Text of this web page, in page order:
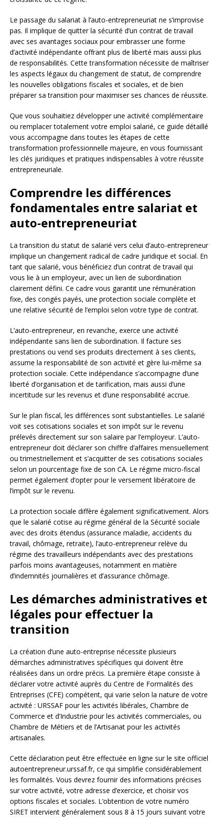
Le passage du salariat à l’auto-entrepreneuriat ne s’improvise
pas. Il implique de quitter la sécurité d’un contrat de travail
avec ses avantages sociaux pour embrasser une forme
d’activité indépendante offrant plus de liberté mais aussi plus
de responsabilités. Cette transformation nécessite de maîtriser
les aspects légaux du changement de statut, de comprendre
les nouvelles obligations fiscales et sociales, et de bien
préparer sa transition pour maximiser ses chances de réussite.
Que vous souhaitiez développer une activité complémentaire
ou remplacer totalement votre emploi salarié, ce guide détaillé
vous accompagne dans toutes les étapes de cette
transformation professionnelle majeure, en vous fournissant
les clés juridiques et pratiques indispensables à votre réussite
entrepreneuriale.
Comprendre les différences
fondamentales entre salariat et
auto-entrepreneuriat
La transition du statut de salarié vers celui d’auto-entrepreneur
implique un changement radical de cadre juridique et social. En
tant que salarié, vous bénéficiez d’un contrat de travail qui
vous lie à un employeur, avec un lien de subordination
clairement défini. Ce cadre vous garantit une rémunération
fixe, des congés payés, une protection sociale complète et
une relative sécurité de l’emploi selon votre type de contrat.
L’auto-entrepreneur, en revanche, exerce une activité
indépendante sans lien de subordination. Il facture ses
prestations ou vend ses produits directement à ses clients,
assume la responsabilité de son activité et gère lui-même sa
protection sociale. Cette indépendance s’accompagne d’une
liberté d’organisation et de tarification, mais aussi d’une
incertitude sur les revenus et d’une responsabilité accrue.
Sur le plan fiscal, les différences sont substantielles. Le salarié
voit ses cotisations sociales et son impôt sur le revenu
prélevés directement sur son salaire par l’employeur. L’auto-
entrepreneur doit déclarer son chiffre d’affaires mensuellement
ou trimestriellement et s’acquitter de ses cotisations sociales
selon un pourcentage fixe de son CA. Le régime micro-fiscal
permet également d’opter pour le versement libératoire de
l’impôt sur le revenu.
La protection sociale diffère également significativement. Alors
que le salarié cotise au régime général de la Sécurité sociale
avec des droits étendus (assurance maladie, accidents du
travail, chômage, retraite), l’auto-entrepreneur relève du
régime des travailleurs indépendants avec des prestations
parfois moins avantageuses, notamment en matière
d’indemnités journalières et d’assurance chômage.
Les démarches administratives et
légales pour effectuer la
transition
La création d’une auto-entreprise nécessite plusieurs
démarches administratives spécifiques qui doivent être
réalisées dans un ordre précis. La première étape consiste à
déclarer votre activité auprès du Centre de Formalités des
Entreprises (CFE) compétent, qui varie selon la nature de votre
activité : URSSAF pour les activités libérales, Chambre de
Commerce et d’Industrie pour les activités commerciales, ou
Chambre de Métiers et de l’Artisanat pour les activités
artisanales.
Cette déclaration peut être effectuée en ligne sur le site officiel
autoentrepreneur.urssaf.fr, ce qui simplifie considérablement
les formalités. Vous devrez fournir des informations précises
sur votre activité, votre adresse d’exercice, et choisir vos
options fiscales et sociales. L’obtention de votre numéro
SIRET intervient généralement sous 8 à 15 jours suivant votre